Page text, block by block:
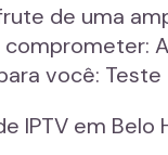
de uma
você:
IPTV em Belo